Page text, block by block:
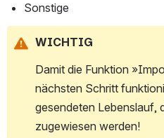
Sonstige
WICHTIG
Damit die Funktion
nächsten Schritt
gesendeten Lebenslauf,
zugewiesen werden!